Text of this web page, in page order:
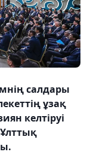
салдары
ұзақ
келтіруі